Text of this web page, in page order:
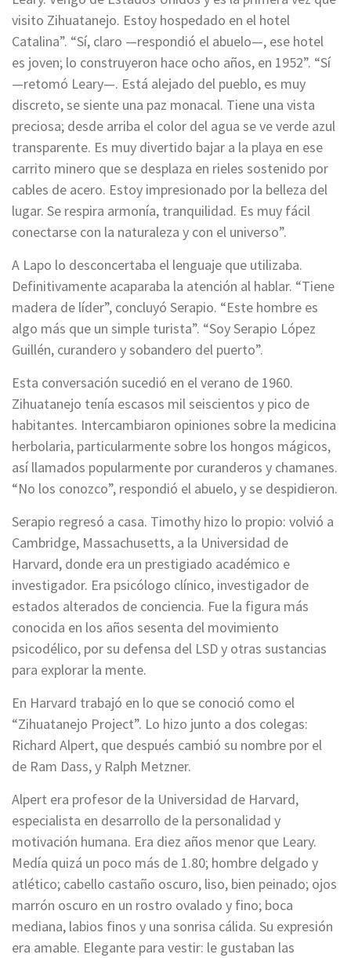
visito Zihuatanejo. Estoy hospedado en el hotel
Catalina”. “Sí, claro —respondió el abuelo—, ese hotel
es joven; lo construyeron hace ocho años, en 1952”. “Sí
—retomó Leary—. Está alejado del pueblo, es muy
discreto, se siente una paz monacal. Tiene una vista
preciosa; desde arriba el color del agua se ve verde azul
transparente. Es muy divertido bajar a la playa en ese
carrito minero que se desplaza en rieles sostenido por
cables de acero. Estoy impresionado por la belleza del
lugar. Se respira armonía, tranquilidad. Es muy fácil
conectarse con la naturaleza y con el universo”.
A Lapo lo desconcertaba el lenguaje que utilizaba.
Definitivamente acaparaba la atención al hablar. “Tiene
madera de líder”, concluyó Serapio. “Este hombre es
algo más que un simple turista”. “Soy Serapio López
Guillén, curandero y sobandero del puerto”.
Esta conversación sucedió en el verano de 1960.
Zihuatanejo tenía escasos mil seiscientos y pico de
habitantes. Intercambiaron opiniones sobre la medicina
herbolaria, particularmente sobre los hongos mágicos,
así llamados popularmente por curanderos y chamanes.
“No los conozco”, respondió el abuelo, y se despidieron.
Serapio regresó a casa. Timothy hizo lo propio: volvió a
Cambridge, Massachusetts, a la Universidad de
Harvard, donde era un prestigiado académico e
investigador. Era psicólogo clínico, investigador de
estados alterados de conciencia. Fue la figura más
conocida en los años sesenta del movimiento
psicodélico, por su defensa del LSD y otras sustancias
para explorar la mente.
En Harvard trabajó en lo que se conoció como el
“Zihuatanejo Project”. Lo hizo junto a dos colegas:
Richard Alpert, que después cambió su nombre por el
de Ram Dass, y Ralph Metzner.
Alpert era profesor de la Universidad de Harvard,
especialista en desarrollo de la personalidad y
motivación humana. Era diez años menor que Leary.
Medía quizá un poco más de 1.80; hombre delgado y
atlético; cabello castaño oscuro, liso, bien peinado; ojos
marrón oscuro en un rostro ovalado y fino; boca
mediana, labios finos y una sonrisa cálida. Su expresión
era amable. Elegante para vestir: le gustaban las